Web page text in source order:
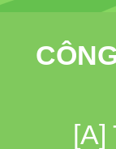
[A]